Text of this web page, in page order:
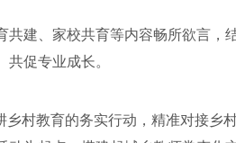
共建、家校共育等内容畅所欲言，
促专业成长。
乡村教育的务实行动，精准对接乡